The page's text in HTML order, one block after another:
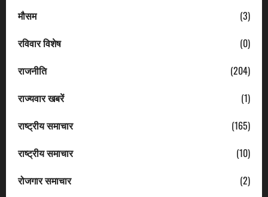
मौसम
(3)
रविवार विशेष
(0)
राजनीति
(204)
राज्यवार खबरें
(1)
राष्ट्रीय समाचार
(165)
राष्ट्रीय समाचार
(10)
रोजगार समाचार
(2)